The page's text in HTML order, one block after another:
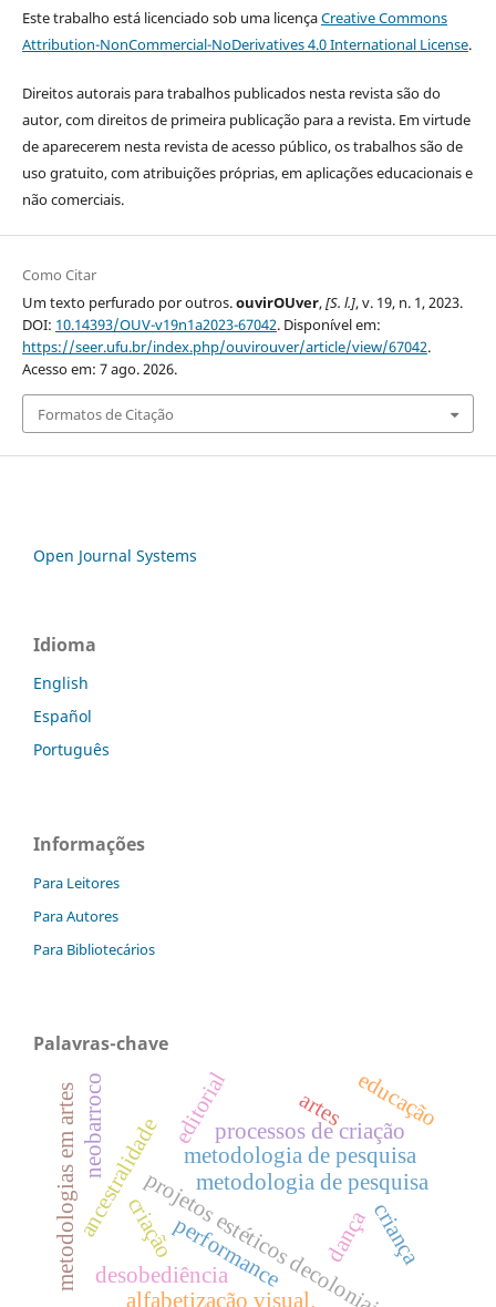
Este trabalho está licenciado sob uma licençaCreative Commons
Attribution-NonCommercial-NoDerivatives 4.0 International License.
Direitos autorais para trabalhos publicados nesta revista são do
autor, com direitos de primeira publicação para a revista. Em virtude
de aparecerem nesta revista de acesso público, os trabalhos são de
uso gratuito, com atribuições próprias, em aplicações educacionais e
não comerciais.
Como Citar
Um texto perfurado por outros.ouvirOUver,[S. l.], v. 19, n. 1, 2023.
DOI: 10.14393/OUV-v19n1a2023-67042. Disponível em:
https://seer.ufu.br/index.php/ouvirouver/article/view/67042.
Acesso em: 7 ago. 2026.
Formatos de Citação
Open Journal Systems
Idioma
English
Español
Português
Informações
Para Leitores
Para Autores
Para Bibliotecários
Palavras-chave
metodologia de pesquisa
metodologia de pesquisa
processos de criação
artes
dança
performance
projetos estéticos decoloniais
ancestralidade
neobarroco
desobediência
editorial
metodologias em artes educação
criação criança
alfabetização visual.